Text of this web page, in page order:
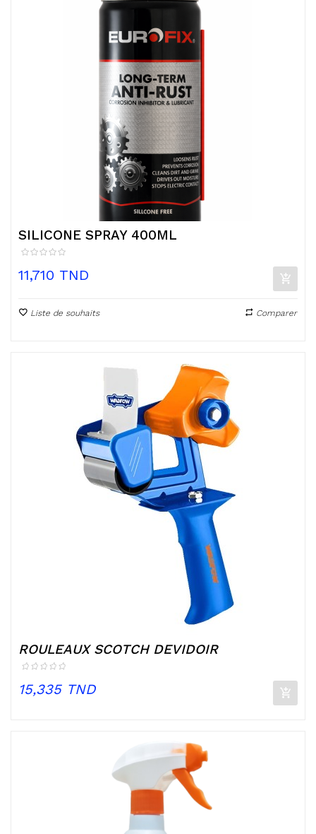
SILICONE SPRAY 400ML
Prix
11,710 TND
Liste de souhaits Comparer
ROULEAUX SCOTCH DEVIDOIR
Prix
15,335 TND